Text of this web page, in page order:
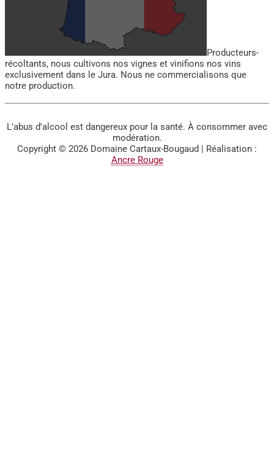
Producteurs-
récoltants, nous cultivons nos vignes et vinifions nos vins
exclusivement dans le Jura. Nous ne commercialisons que
notre production.
L'abus d'alcool est dangereux pour la santé. À consommer avec
modération.
Copyright © 2026 Domaine Cartaux-Bougaud | Réalisation :
Ancre Rouge